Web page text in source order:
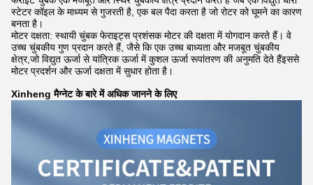
स्टेटर कॉइल के माध्यम से गुजरती है, एक बल पैदा करता है जो रोटर को घूमने का कारण
बनता है।
मोटर दक्षता: स्थायी चुंबक फेराइट्स प्रशंसक मोटर की दक्षता में योगदान करते हैं। वे
उच्च चुंबकीय गुण प्रदान करते हैं, जैसे कि एक उच्च बाध्यता और मजबूत चुंबकीय
क्षेत्र,जो विद्युत ऊर्जा से यांत्रिक ऊर्जा में कुशल ऊर्जा रूपांतरण की अनुमति देते हैंइससे
मोटर प्रदर्शन और ऊर्जा दक्षता में सुधार होता है।
Xinheng मैग्नेट के बारे में अधिक जानने के लिए